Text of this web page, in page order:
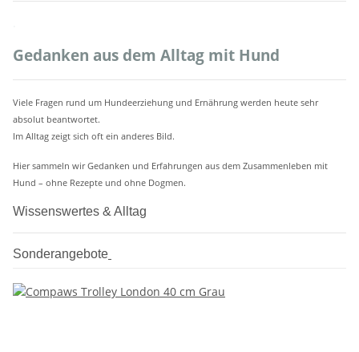
Gedanken aus dem Alltag mit Hund
Viele Fragen rund um Hundeerziehung und Ernährung werden heute sehr
absolut beantwortet.
Im Alltag zeigt sich oft ein anderes Bild.
Hier sammeln wir Gedanken und Erfahrungen aus dem Zusammenleben mit
Hund – ohne Rezepte und ohne Dogmen.
Wissenswertes & Alltag
Sonderangebote